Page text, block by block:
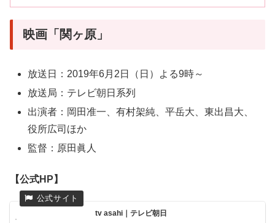
映画「関ヶ原」
放送日：2019年6月2日（日）よる9時～
放送局：テレビ朝日系列
出演者：岡田准一、有村架純、平岳大、東出昌大、
役所広司ほか
監督：原田眞人
【公式HP】
tv asahi｜テレビ朝日